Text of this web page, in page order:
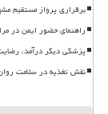
برقراری پرواز مستقیم
راهنمای حضور ایمن در
پزشکی دیگر درآمد،
نقش تغذیه در سلامت